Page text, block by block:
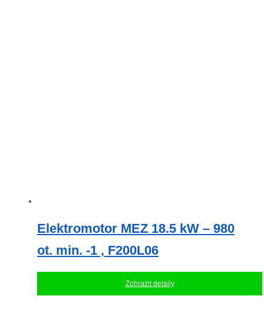
Elektromotor MEZ 18.5 kW – 980
ot. min. -1 , F200L06
Zobrazit detaily